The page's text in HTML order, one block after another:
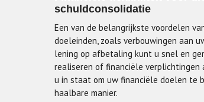
schuldconsolidatie
Een van de belangrijkste voordelen
doeleinden, zoals verbouwingen aan
lening op afbetaling kunt u snel en
realiseren of financiële verplichtingen
u in staat om uw financiële doelen te
haalbare manier.